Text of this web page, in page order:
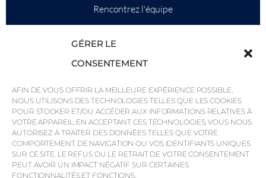
GÉRER LE
CONSENTEMENT
AFIN DE VOUS OFFRIR LA MEILLEURE EXPÉRIENCE POSSIBLE,
NOUS UTILISONS DES TECHNOLOGIES TELLES QUE LES COOKIES
POUR STOCKER ET/OU ACCÉDER AUX INFORMATIONS RELATIVES À
VOTRE APPAREIL. EN ACCEPTANT CES TECHNOLOGIES, VOUS NOUS
AUTORISEZ À TRAITER DES DONNÉES TELLES QUE VOTRE
COMPORTEMENT DE NAVIGATION OU VOS IDENTIFIANTS UNIQUES
SUR CE SITE. LE REFUS OU LE RETRAIT DE VOTRE CONSENTEMENT
PEUT AVOIR UN IMPACT NÉGATIF SUR CERTAINES
FONCTIONNALITÉS ET FONCTIONS.
Rencontrez l'équipe
Pourquoi QP Savills ?
Actualités et événements
Cartes de la région
Communauté
Carrières